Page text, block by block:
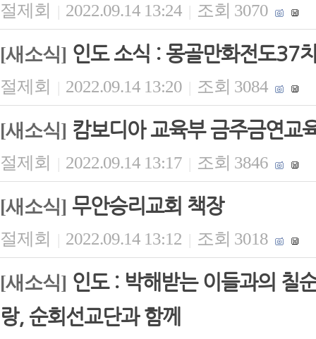
절제회 | 2022.09.14 13:24 | 조회 3070
[새소식] 인도 소식 : 몽골만화전도37
절제회 | 2022.09.14 13:20 | 조회 3084
[새소식] 캄보디아 교육부 금주금연교
절제회 | 2022.09.14 13:17 | 조회 3846
[새소식] 무안승리교회 책장
절제회 | 2022.09.14 13:12 | 조회 3018
[새소식] 인도 : 박해받는 이들과의 칠
랑, 순회선교단과 함께